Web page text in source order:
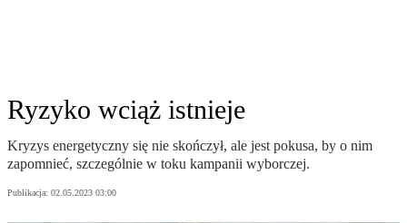
Ryzyko wciąż istnieje
Kryzys energetyczny się nie skończył, ale jest pokusa, by o nim
zapomnieć, szczególnie w toku kampanii wyborczej.
Publikacja: 02.05.2023 03:00